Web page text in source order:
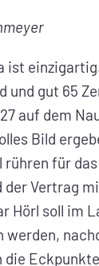
ist
und gut 65
auf dem
Bild
für
der Vertrag
Hörl soll im
werden,
die